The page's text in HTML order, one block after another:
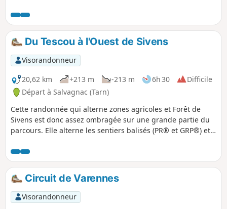
visiter la maison de la biodiversité pour tout
savoir de cet espace naturel sensible. La
forêt qui vous accueille est un espace
naturel sensible. Veillez à bien respecter la
règlementation en vigueur.
Du Tescou à l'Ouest de Sivens
Visorandonneur
20,62 km
+213 m -213 m 6h 30
Difficile
Départ à Salvagnac (Tarn)
Cette randonnée qui alterne zones agricoles et Forêt de
Sivens est donc assez ombragée sur une grande partie du
parcours. Elle alterne les sentiers balisés (PR® et GRP®) et
difficultés particulières, en dehors de la distance.
Randonnée qui peut se pratiquer en toute saison.
Circuit de Varennes
Visorandonneur